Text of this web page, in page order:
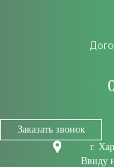
Заказать звонок
г.
Ввиду